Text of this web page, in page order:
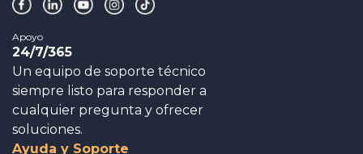
Apoyo
24/7/365
Un equipo de soporte técnico
siempre listo para responder a
cualquier pregunta y ofrecer
soluciones.
Ayuda y Soporte